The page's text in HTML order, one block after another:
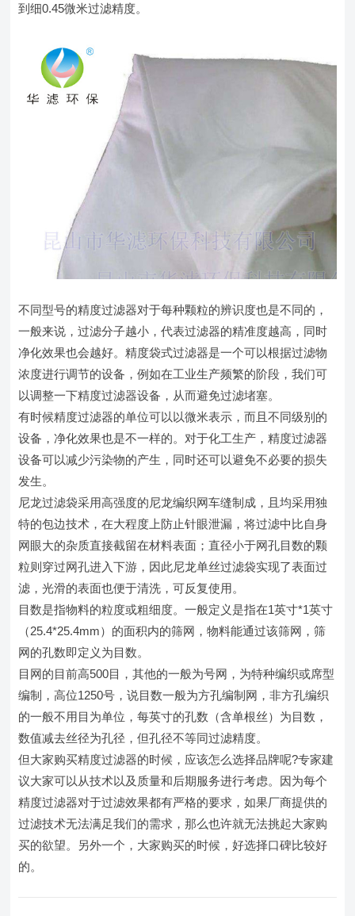
到细0.45微米过滤精度。
不同型号的精度过滤器对于每种颗粒的辨识度也是不同的，
一般来说，过滤分子越小，代表过滤器的精准度越高，同时
净化效果也会越好。精度袋式过滤器是一个可以根据过滤物
浓度进行调节的设备，例如在工业生产频繁的阶段，我们可
以调整一下精度过滤器设备，从而避免过滤堵塞。
有时候精度过滤器的单位可以以微米表示，而且不同级别的
设备，净化效果也是不一样的。对于化工生产，精度过滤器
设备可以减少污染物的产生，同时还可以避免不必要的损失
发生。
尼龙过滤袋采用高强度的尼龙编织网车缝制成，且均采用独
特的包边技术，在大程度上防止针眼泄漏，将过滤中比自身
网眼大的杂质直接截留在材料表面；直径小于网孔目数的颗
粒则穿过网孔进入下游，因此尼龙单丝过滤袋实现了表面过
滤，光滑的表面也便于清洗，可反复使用。
目数是指物料的粒度或粗细度。一般定义是指在1英寸*1英寸
（25.4*25.4mm）的面积内的筛网，物料能通过该筛网，筛
网的孔数即定义为目数。
目网的目前高500目，其他的一般为号网，为特种编织或席型
编制，高位1250号，说目数一般为方孔编制网，非方孔编织
的一般不用目为单位，每英寸的孔数（含单根丝）为目数，
数值减去丝径为孔径，但孔径不等同过滤精度。
但大家购买精度过滤器的时候，应该怎么选择品牌呢?专家建
议大家可以从技术以及质量和后期服务进行考虑。因为每个
精度过滤器对于过滤效果都有严格的要求，如果厂商提供的
过滤技术无法满足我们的需求，那么也许就无法挑起大家购
买的欲望。另外一个，大家购买的时候，好选择口碑比较好
的。